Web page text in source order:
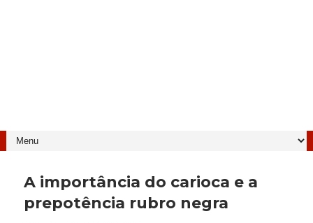
A importância do carioca e a
prepotência rubro negra